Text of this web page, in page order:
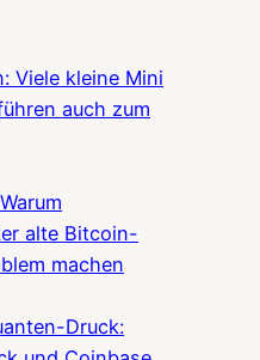
Viele kleine Mini
auch zum
alte Bitcoin-
machen
Druck: